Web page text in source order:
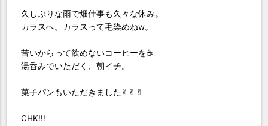
久しぶりな雨で畑仕事も久々な休み。
カラスへ。カラスって毛染めねw。
苦いからって飲めないコーヒーを☕️
湯呑みでいただく、朝イチ。
菓子パンもいただきました✌︎✌︎✌︎
CHK!!!